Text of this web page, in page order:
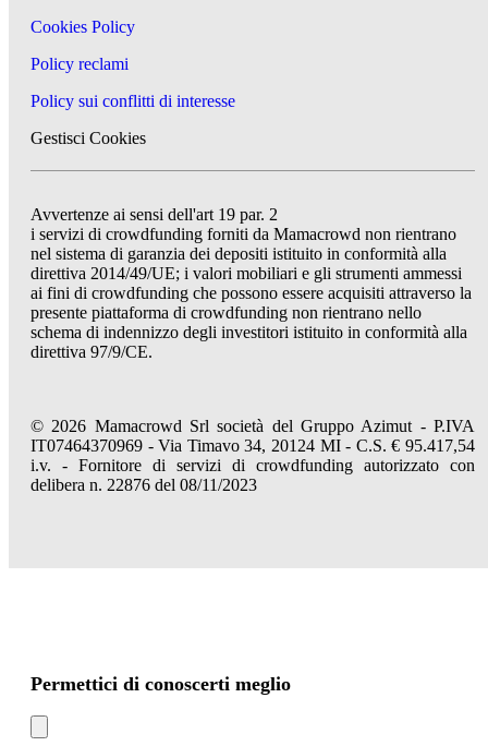
Cookies Policy
Policy reclami
Policy sui conflitti di interesse
Gestisci Cookies
Avvertenze ai sensi dell'art 19 par. 2
i servizi di crowdfunding forniti da Mamacrowd non rientrano
nel sistema di garanzia dei depositi istituito in conformità alla
direttiva 2014/49/UE; i valori mobiliari e gli strumenti ammessi
ai fini di crowdfunding che possono essere acquisiti attraverso la
presente piattaforma di crowdfunding non rientrano nello
schema di indennizzo degli investitori istituito in conformità alla
direttiva 97/9/CE.
© 2026 Mamacrowd Srl società del Gruppo Azimut - P.IVA
IT07464370969 - Via Timavo 34, 20124 MI - C.S. € 95.417,54
i.v. - Fornitore di servizi di crowdfunding autorizzato con
delibera n. 22876 del 08/11/2023
Permettici di conoscerti meglio